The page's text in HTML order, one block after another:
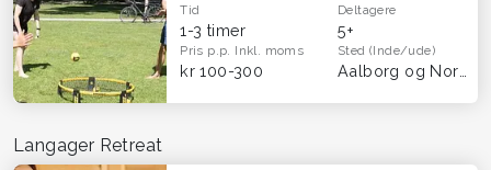
Tid
1-3 timer
Deltagere
5+
Pris p.p. Inkl. moms
kr 100-300
Sted(Inde/ude)
Langager Retreat